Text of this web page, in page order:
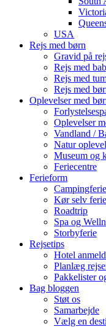
USA
Rejs med børn
Gravid på
Rejs med
Rejs med
Rejs med
Oplevelser med
Oplevelser
Vandland /
Natur
Museum og
Feriecentre
Ferieform
Campingferie
Kør selv ferie
Roadtrip
Spa og
Storbyferie
Rejsetips
Hotel
Planlæg
Pakkelister
Bag bloggen
Støt os
Samarbejde
Vælg en